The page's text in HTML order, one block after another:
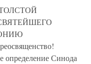
определение Синода